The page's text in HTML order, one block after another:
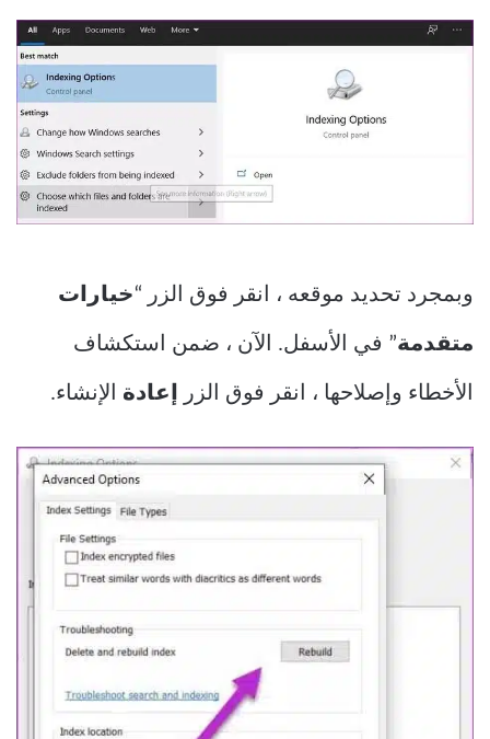
وبمجرد تحديد موقعه ، انقر فوق الزر “خيارات
متقدمة” في الأسفل. الآن ، ضمن استكشاف
الأخطاء وإصلاحها ، انقر فوق الزر إعادة الإنشاء.